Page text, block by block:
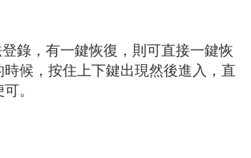
錄，有一鍵恢復，則可直接一鍵恢
候，按住上下鍵出現然後進入，直
。